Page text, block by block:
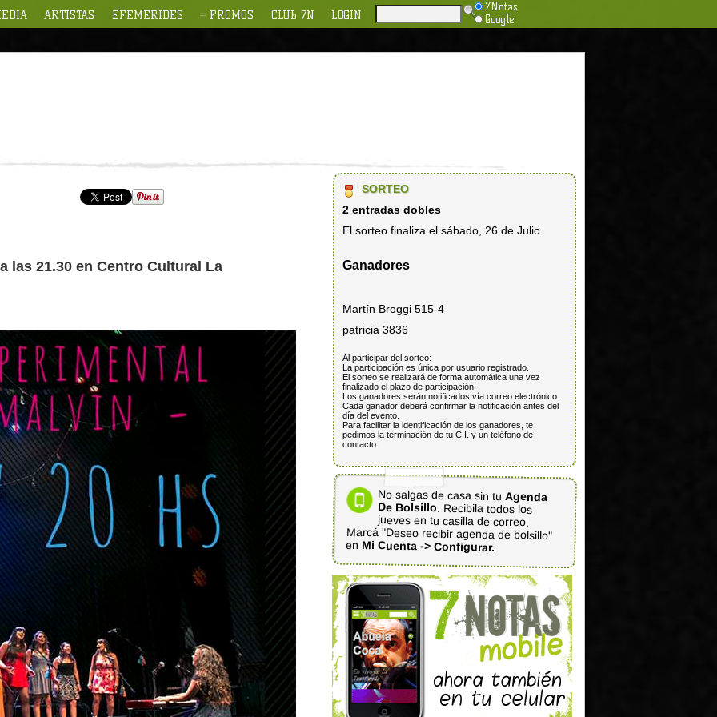
ARTISTAS EFEMERIDES PROMOS CLUB 7N LOGIN
7Notas
Google
las 21.30 en Centro Cultural La
SORTEO
2 entradas dobles
El sorteo finaliza el sábado, 26 de Julio
Ganadores
Martín Broggi 515-4
patricia 3836
Al participar del sorteo:
La participación es única por usuario registrado.
El sorteo se realizará de forma automática una vez
finalizado el plazo de participación.
Los ganadores serán notificados vía correo electrónico.
Cada ganador deberá confirmar la notificación antes del
día del evento.
Para facilitar la identificación de los ganadores, te
pedimos la terminación de tu C.I. y un teléfono de
contacto.
No salgas de casa sin tu Agenda
De Bolsillo. Recibila todos los
jueves en tu casilla de correo.
Marcá "Deseo recibir agenda de bolsillo"
en Mi Cuenta -> Configurar.